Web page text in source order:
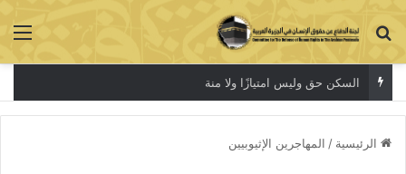
بحث عن
السكن حق وليس امتيازًا ولا منة
الرئيسية / المهاجرين الإثيوبيين